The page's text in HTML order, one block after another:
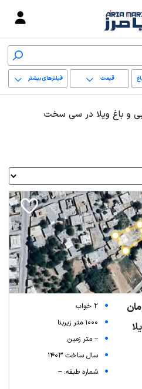
قیمت فیلترهای بیشتر
و باغ ویلا در سی سخت
2 خواب
1000 متر زیربنا
-- متر زمین
سال ساخت 1403
شماره طبقه: --